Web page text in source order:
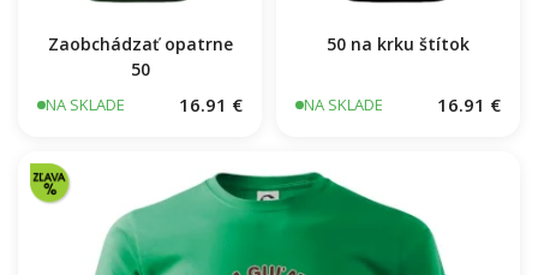
Zaobchádzať opatrne
50
NA SKLADE 16.91 €
50 na krku štítok
NA SKLADE 16.91 €